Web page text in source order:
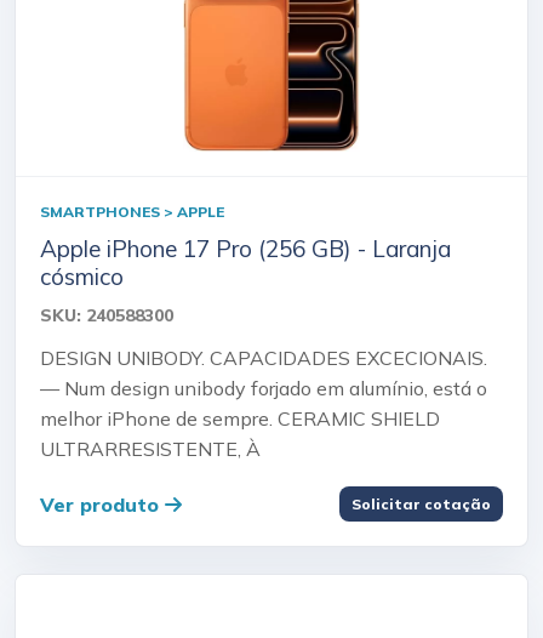
SMARTPHONES > APPLE
Apple iPhone 17 Pro (256 GB) - Laranja
cósmico
SKU: 240588300
DESIGN UNIBODY. CAPACIDADES EXCECIONAIS.
— Num design unibody forjado em alumínio, está o
melhor iPhone de sempre. CERAMIC SHIELD
ULTRARRESISTENTE, À
Ver produto Solicitar cotação